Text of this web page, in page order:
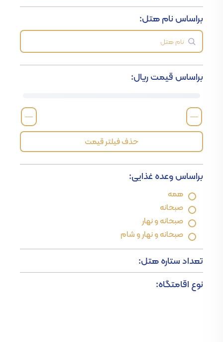
براساس نام هتل:
براساس قیمت ریال:
—
—
حذف فیلتر قیمت
براساس وعده غذایی:
همه
صبحانه
صبحانه و نهار
صبحانه و نهار و شام
تعداد ستاره هتل:
نوع اقامتگاه: